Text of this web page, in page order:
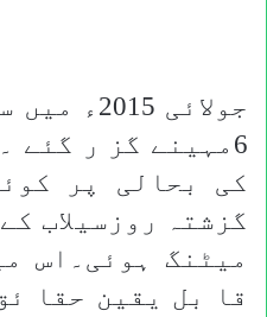
جولائی
6مہینے گز ر گئے
کی بحالی پر
گزشتہ روزسیلاب
میٹنگ ہوئی۔اس
قا بل یقین حقا